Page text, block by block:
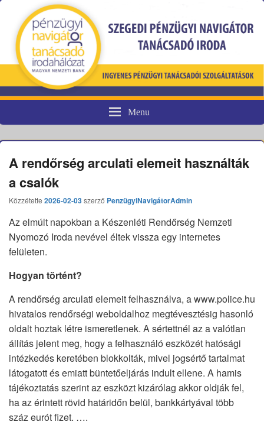
Pénzügyi fogyasztóvédelem
Menu
A rendőrség arculati elemeit használták
a csalók
Közzétette 2026-02-03szerző PenzügyiNavigátorAdmin
Az elmúlt napokban a Készenléti Rendőrség Nemzeti
Nyomozó Iroda nevével éltek vissza egy internetes
felületen.
Hogyan történt?
A rendőrség arculati elemeit felhasználva, a www.police.hu
hivatalos rendőrségi weboldalhoz megtévesztésig hasonló
oldalt hoztak létre ismeretlenek. A sértettnél az a valótlan
állítás jelent meg, hogy a felhasználó eszközét hatósági
intézkedés keretében blokkolták, mivel jogsértő tartalmat
látogatott és emiatt büntetőeljárás indult ellene. A hamis
tájékoztatás szerint az eszközt kizárólag akkor oldják fel,
ha az érintett rövid határidőn belül, bankkártyával több
száz eurót fizet. ….